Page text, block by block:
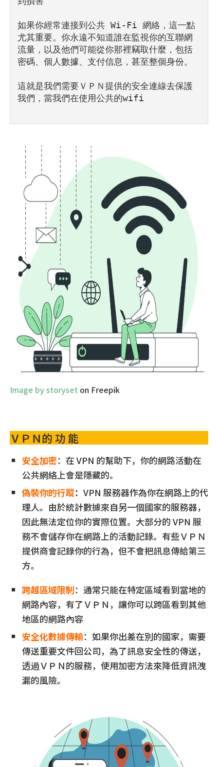
如果你經常連接到公共 Wi-Fi 網絡，這一點
尤其重要。你永遠不知道誰在監視你的互聯網
流量，以及他們可能從你那裡竊取什麼，包括
密碼、個人數據、支付信息，甚至整個身份。
這就是我們需要ＶＰＮ提供的安全連線去保護
我們，當我們在使用公共的wifi
Image by storyset on Freepik
ＶＰＮ的 功 能
安全加密：在 VPN 的幫助下，你的網路活動在
公共網絡上會是隱藏的。
偽裝你的行蹤： VPN 服務器作為你在網路上的代
理人。由於統計數據來自另一個國家的服務器，
因此無法定位你的實際位置。大部分的 VPN 服
務不會儲存你在網路上的活動記錄。有些ＶＰＮ
提供商會記錄你的行為，但不會把訊息傳給第三
方。
跨越區域限制：通常只能在特定區域看到當地的
網路內容，有了ＶＰＮ，讓你可以跨區看到其他
地區的網路內容
安全化數據傳輸：如果你出差在別的國家，需要
傳送重要文件回公司，為了訊息安全性的傳送，
透過ＶＰＮ的服務，使用加密方法來降低資訊洩
漏的風險。